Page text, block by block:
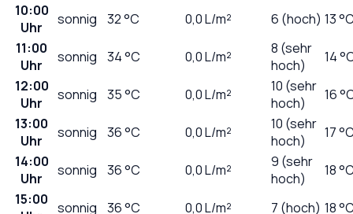
10:00
Uhr
sonnig 32°C 0,0L/m² 6 (hoch) 13
11:00
Uhr
sonnig 34°C 0,0L/m²
8 (sehr
hoch)
14
12:00
Uhr
sonnig 35°C 0,0L/m²
10 (sehr
hoch)
16
13:00
Uhr
sonnig 36°C 0,0L/m²
10 (sehr
hoch)
17
14:00
Uhr
sonnig 36°C 0,0L/m²
9 (sehr
hoch)
18
15:00 sonnig 36°C 0,0L/m² 7 (hoch) 18